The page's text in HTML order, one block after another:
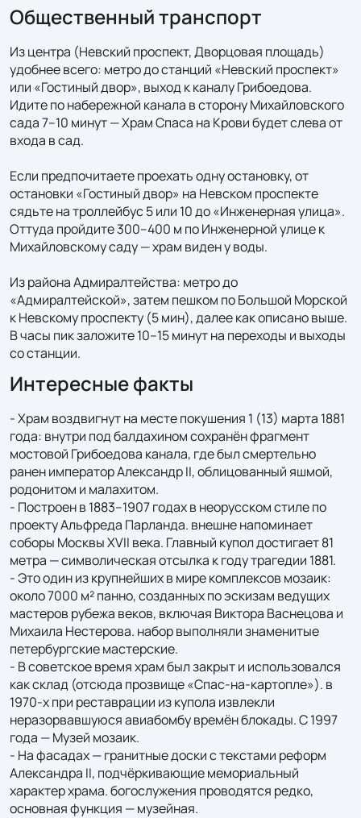
Общественный транспорт
Из центра (Невский проспект, Дворцовая площадь)
удобнее всего: метро до станций «Невский проспект»
или «Гостиный двор», выход к каналу Грибоедова.
Идите по набережной канала в сторону Михайловского
сада 7–10 минут — Храм Спаса на Крови будет слева от
входа в сад.
Если предпочитаете проехать одну остановку, от
остановки «Гостиный двор» на Невском проспекте
сядьте на троллейбус 5 или 10 до «Инженерная улица».
Оттуда пройдите 300–400 м по Инженерной улице к
Михайловскому саду — храм виден у воды.
Из района Адмиралтейства: метро до
«Адмиралтейской», затем пешком по Большой Морской
к Невскому проспекту (5 мин), далее как описано выше.
В часы пик заложите 10–15 минут на переходы и выходы
со станции.
Интересные факты
- Храм воздвигнут на месте покушения 1 (13) марта 1881
года: внутри под балдахином сохранён фрагмент
мостовой Грибоедова канала, где был смертельно
ранен император Александр II, облицованный яшмой,
родонитом и малахитом.
- Построен в 1883–1907 годах в неорусском стиле по
проекту Альфреда Парланда. внешне напоминает
соборы Москвы XVII века. Главный купол достигает 81
метра — символическая отсылка к году трагедии 1881.
- Это один из крупнейших в мире комплексов мозаик:
около 7000 м² панно, созданных по эскизам ведущих
мастеров рубежа веков, включая Виктора Васнецова и
Михаила Нестерова. набор выполняли знаменитые
петербургские мастерские.
- В советское время храм был закрыт и использовался
как склад (отсюда прозвище «Спас-на-картопле»). в
1970-х при реставрации из купола извлекли
неразорвавшуюся авиабомбу времён блокады. С 1997
года — Музей мозаик.
- На фасадах — гранитные доски с текстами реформ
Александра II, подчёркивающие мемориальный
характер храма. богослужения проводятся редко,
основная функция — музейная.